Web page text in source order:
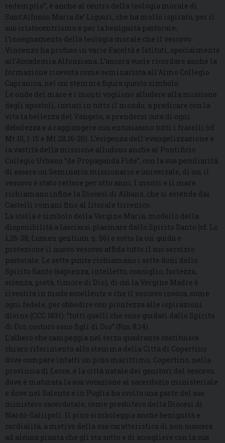
redemptio”, è anche al centro della teologia morale di
Sant’Alfonso Maria de’ Liguori, che ha molto ispirato, per il
suo cristocentrismo e per la benignità pastorale,
l’insegnamento della teologia morale che il vescovo
Vincenzo ha profuso in varie Facoltà e Istituti, specialmente
all’Accademia Alfonsiana. L’ancora vuole ricordare anche la
formazione ricevuta come seminarista all’Almo Collegio
Capranica, nel cui stemma figura questo simbolo.
Le onde del mare e i monti vogliono alludere alla missione
degli apostoli, inviati in tutto il mondo, a predicare con la
vita la bellezza del Vangelo, a prendersi cura di ogni
debolezza e a raggiungere con entusiasmo tutti i fratelli (cf.
Mt 10, 1-15 e Mt 28,16-20). L’esigenza dell’evangelizzazione e
la vastità della missione alludono anche al Pontificio
Collegio Urbano “de Propaganda Fide”, con la sua peculiarità
di essere un Seminario missionario e universale, di cui il
vescovo è stato rettore per otto anni. I monti e il mare
richiamano infine la Diocesi di Albano, che si estende dai
Castelli romani fino al litorale tirrenico.
La stella è simbolo della Vergine Maria, modello della
disponibilità a lasciarsi plasmare dallo Spirito Santo (cf. Lc
1,26-38; Lumen gentium n. 56) e sotto la cui guida e
protezione il nuovo vescovo affida tutto il suo servizio
pastorale. Le sette punte richiamano i sette doni dello
Spirito Santo (sapienza, intelletto, consiglio, fortezza,
scienza, pietà, timore di Dio), di cui la Vergine Madre è
rivestita in modo eccellente e che il vescovo invoca, come
ogni fedele, per obbedire con prontezza alle ispirazioni
divine (CCC 1831): “tutti quelli che sono guidati dallo Spirito
di Dio, costoro sono figli di Dio” (Rm 8,14).
L’albero che campeggia nel terzo quadrante costituisce
chiaro riferimento allo stemma della Città di Copertino
dove compare infatti un pino marittimo. Copertino, nella
provincia di Lecce, è la città natale dei genitori del vescovo,
dove è maturata la sua vocazione al sacerdozio ministeriale
e dove nel Salento e in Puglia ha svolto una parte del suo
ministero sacerdotale, come presbitero della Diocesi di
Nardò-Gallipoli. Il pino simboleggia anche benignità e
cordialità, a motivo della sua caratteristica di non nuocere
ad alcuna pianta che gli sta sotto e di accogliere con la sua